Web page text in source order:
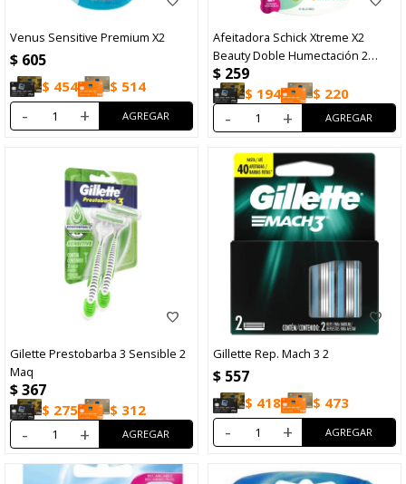
Venus Sensitive Premium X2
$ 605
$ 454 $ 514
- +
Afeitadora Schick Xtreme X2
Beauty Doble Humectación 2
Unidades
$ 259
$ 194 $ 220
- +
Gilette Prestobarba 3 Sensible 2
Maq
$367
$ 275 $ 312
- +
Gillette Rep. Mach 3 2
$ 557
$ 418 $ 473
- +